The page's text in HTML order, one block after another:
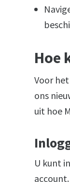
Hoe
Voor
ons
uit hoe
U kunt